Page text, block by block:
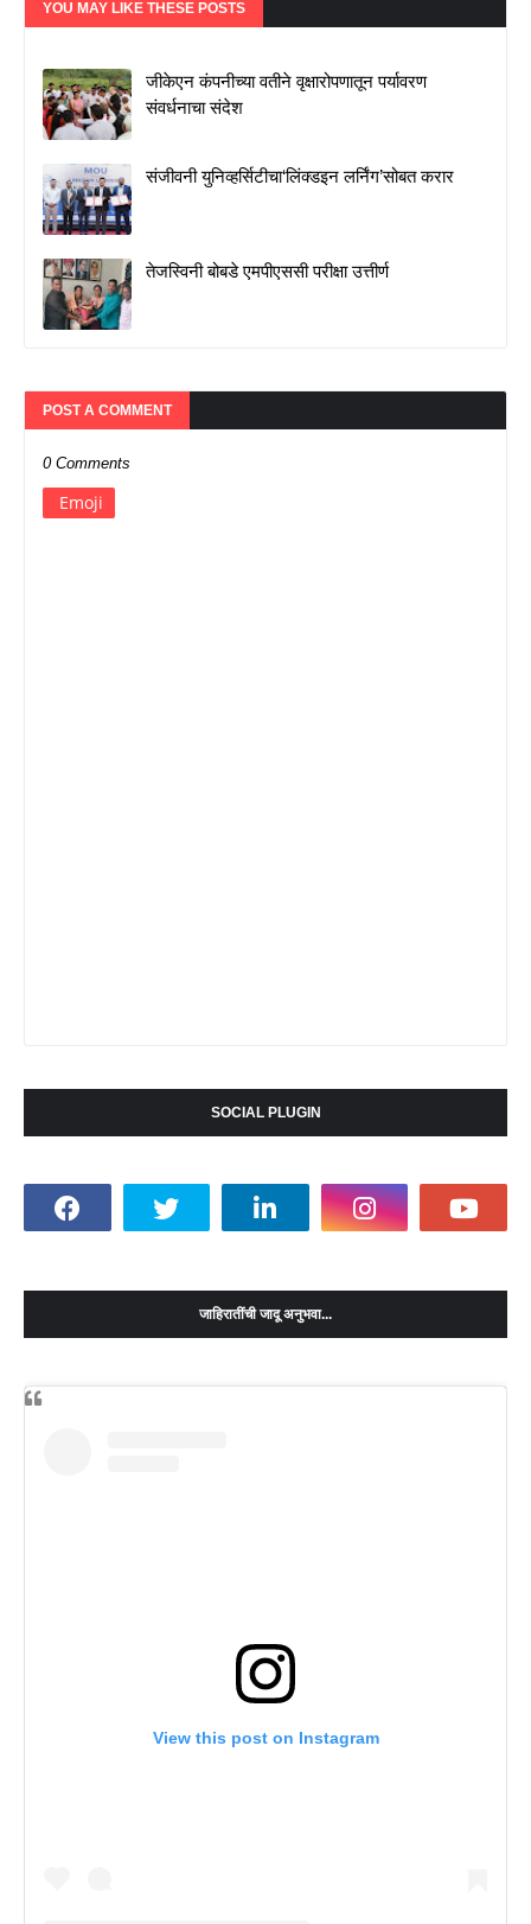
YOU MAY LIKE THESE POSTS
जीकेएन कंपनीच्या वतीने वृक्षारोपणातून पर्यावरण
संवर्धनाचा संदेश
संजीवनी युनिव्हर्सिटीचा‘लिंक्डइन लर्निंग’सोबत करार
तेजस्विनी बोबडे एमपीएससी परीक्षा उत्तीर्ण
POST A COMMENT
0 Comments
Emoji
SOCIAL PLUGIN
जाहिरातींची जादू अनुभवा...
View this post on Instagram